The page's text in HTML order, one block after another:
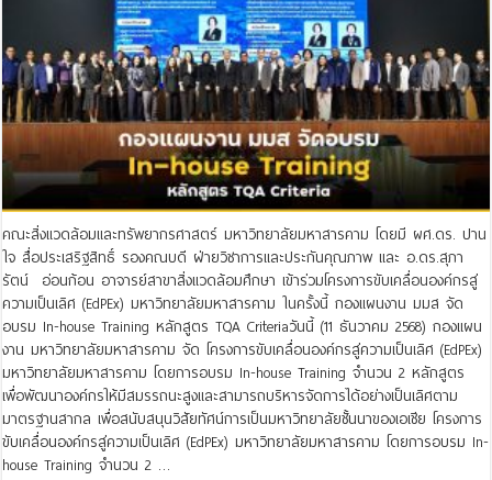
คณะสิ่งแวดล้อมและทรัพยากรศาสตร์ มหาวิทยาลัยมหาสารคาม โดยมี ผศ.ดร. ปาน
ใจ สื่อประเสริฐสิทธิ์ รองคณบดี ฝ่ายวิชาการและประกันคุณภาพ และ อ.ดร.สุภา
รัตน์ อ่อนก้อน อาจารย์สาขาสิ่งแวดล้อมศึกษา เข้าร่วมโครงการขับเคลื่อนองค์กรสู่
ความเป็นเลิศ (EdPEx) มหาวิทยาลัยมหาสารคาม ในครั้งนี้ กองแผนงาน มมส จัด
อบรม In-house Training หลักสูตร TQA Criteriaวันนี้ (11 ธันวาคม 2568) กองแผน
งาน มหาวิทยาลัยมหาสารคาม จัด โครงการขับเคลื่อนองค์กรสู่ความเป็นเลิศ (EdPEx)
มหาวิทยาลัยมหาสารคาม โดยการอบรม In-house Training จำนวน 2 หลักสูตร
เพื่อพัฒนาองค์กรให้มีสมรรถนะสูงและสามารถบริหารจัดการได้อย่างเป็นเลิศตาม
มาตรฐานสากล เพื่อสนับสนุนวิสัยทัศน์การเป็นมหาวิทยาลัยชั้นนาของเอเชีย โครงการ
ขับเคลื่อนองค์กรสู่ความเป็นเลิศ (EdPEx) มหาวิทยาลัยมหาสารคาม โดยการอบรม In-
house Training จำนวน 2 …